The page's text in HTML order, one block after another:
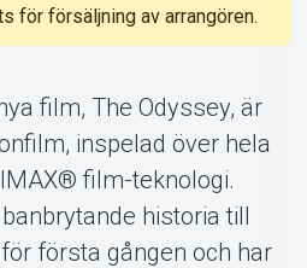
för försäljning av arrangören.
film, The Odyssey, är
inspelad över hela
film-teknologi.
historia till
första gången och har